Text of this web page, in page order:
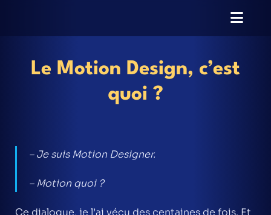
Le Motion Design, c’est
quoi ?
– Je suis Motion Designer.
– Motion quoi ?
Ce dialogue, je l’ai vécu des centaines de fois. Et